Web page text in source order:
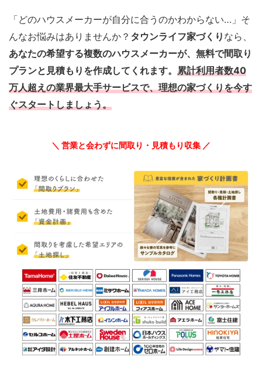
「どのハウスメーカーが自分に合うのかわからない…」そ
んなお悩みはありませんか？ タウンライフ家づくり なら、
あなたの希望する複数のハウスメーカーが、無料で間取り
プランと見積もりを作成してくれます。 累計利用者数40
万人超えの業界最大手サービスで、理想の家づくりを今す
ぐスタートしましょう。
＼ 営業と会わずに間取り・見積もり収集 ／